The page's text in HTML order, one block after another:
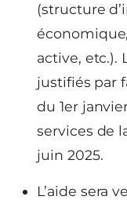
(structure
active, etc.).
justifiés par
du 1er
services de
juin 2025.
L’aide sera